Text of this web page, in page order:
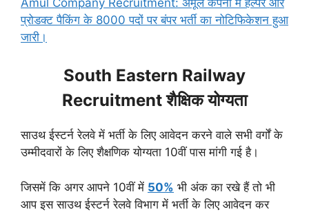
प्रोडक्ट पैकिंग के 8000 पदों पर बंपर भर्ती का नोटिफिकेशन हुआ
जारी।
South Eastern Railway
Recruitment शैक्षिक योग्यता
साउथ ईस्टर्न रेलवे में भर्ती के लिए आवेदन करने वाले सभी वर्गों के
उम्मीदवारों के लिए शैक्षणिक योग्यता 10वीं पास मांगी गई है।
जिसमें कि अगर आपने 10वीं में 50% भी अंक का रखे हैं तो भी
आप इस साउथ ईस्टर्न रेलवे विभाग में भर्ती के लिए आवेदन कर